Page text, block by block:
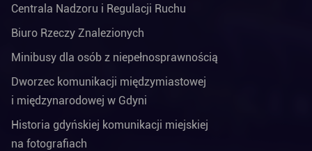
Centrala Nadzoru i Regulacji Ruchu
Biuro Rzeczy Znalezionych
Minibusy dla osób z niepełnosprawnością
Dworzec komunikacji międzymiastowej
i międzynarodowej w Gdyni
Historia gdyńskiej komunikacji miejskiej
na fotografiach